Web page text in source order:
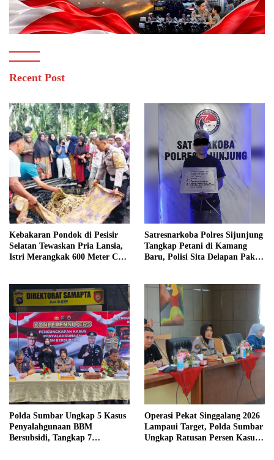
Recent Post
Kebakaran Pondok di Pesisir
Selatan Tewaskan Pria Lansia,
Istri Merangkak 600 Meter Cari
Satresnarkoba Polres Sijunjung
Tangkap Petani di Kamang
Baru, Polisi Sita Delapan Paket
Polda Sumbar Ungkap 5 Kasus
Penyalahgunaan BBM
Bersubsidi, Tangkap 7
Operasi Pekat Singgalang 2026
Lampaui Target, Polda Sumbar
Ungkap Ratusan Persen Kasus